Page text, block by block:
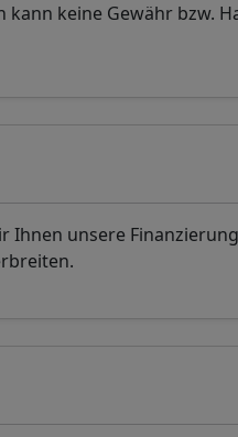
kann keine Gewähr bzw.
Ihnen unsere